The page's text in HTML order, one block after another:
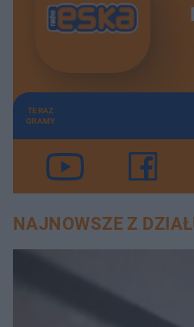
TERAZ
GRAMY
NAJNOWSZE Z